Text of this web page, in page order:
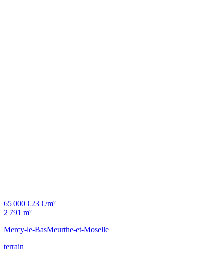
65 000 €23 €/m²
2 791 m²
Mercy-le-BasMeurthe-et-Moselle
terrain